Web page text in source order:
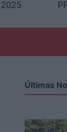
2025
Últimas